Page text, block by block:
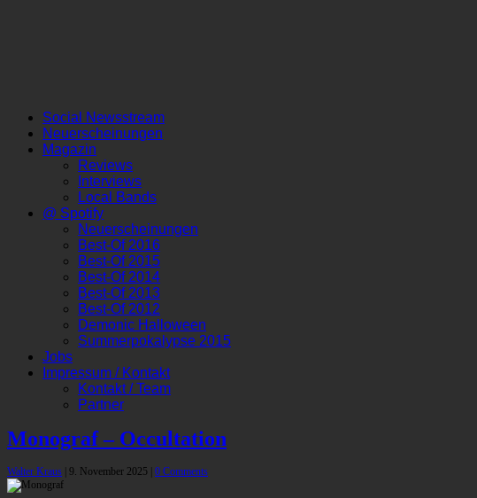
Social Newsstream
Neuerscheinungen
Magazin
Reviews
Interviews
Local Bands
@ Spotify
Neuerscheinungen
Best-Of 2016
Best-Of 2015
Best-Of 2014
Best-Of 2013
Best-Of 2012
Demonic Halloween
Summerpokalypse 2015
Jobs
Impressum / Kontakt
Kontakt / Team
Partner
Monograf – Occultation
Walter Kraus 9. November 2025 0 Comments